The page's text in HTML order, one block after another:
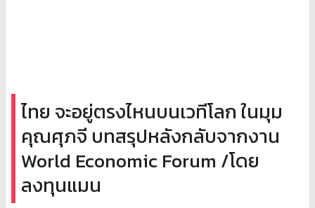
ไทย จะอยู่ตรงไหนบนเวทีโลก ในมุม
คุณศุภจี บทสรุปหลังกลับจากงาน
World Economic Forum /โดย
ลงทุนแมน